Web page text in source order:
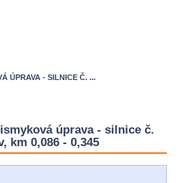
ÚPRAVA - SILNICE Č. ...
úprava - silnice č.
km 0,086 - 0,345